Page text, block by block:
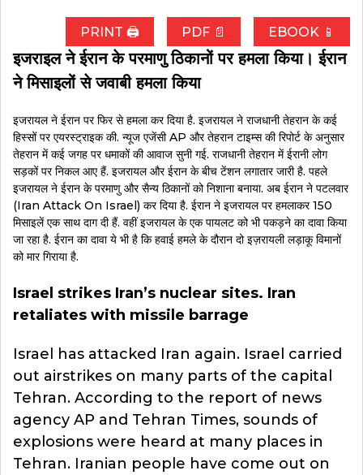
PRINT 🖨 PDF 📄 EBOOK 📱
इजराइल ने ईरान के परमाणु ठिकानों पर हमला किया। ईरान
ने मिसाइलों से जवाबी हमला किया
इजरायल ने ईरान पर फिर से हमला कर दिया है. इजरायल ने राजधानी तेहरान के कई
हिस्सों पर एयरस्ट्राइक की. न्यूज एजेंसी AP और तेहरान टाइम्स की रिपोर्ट के अनुसार
तेहरान में कई जगह पर धमाकों की आवाज सुनी गई. राजधानी तेहरान में ईरानी लोग
सड़कों पर निकल आए हैं. इजरायल और ईरान के बीच टेंशन लगातार जारी है. पहले
इजरायल ने ईरान के परमाणु और सैन्य ठिकानों को निशाना बनाया. अब ईरान ने पटलवार
(Iran Attack On Israel) कर दिया है. ईरान ने इजरायल पर हमलाकर 150
मिसाइलें एक साथ दाग दी हैं. वहीं इजरायल के एक पायलट को भी पकड़ने का दावा किया
जा रहा है. ईरान का दावा ये भी है कि हवाई हमले के दौरान दो इज़रायली लड़ाकू विमानों
को मार गिराया है.
Israel strikes Iran’s nuclear sites. Iran
retaliates with missile barrage
Israel has attacked Iran again. Israel carried
out airstrikes on many parts of the capital
Tehran. According to the report of news
agency AP and Tehran Times, sounds of
explosions were heard at many places in
Tehran. Iranian people have come out on